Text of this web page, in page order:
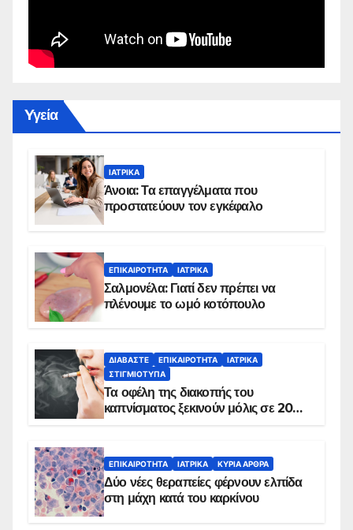
Yγεία
ΙΑΤΡΙΚΆ
Άνοια: Τα επαγγέλματα που
προστατεύουν τον εγκέφαλο
ΕΠΙΚΑΙΡΌΤΗΤΑ ΙΑΤΡΙΚΆ
Σαλμονέλα: Γιατί δεν πρέπει να
πλένουμε το ωμό κοτόπουλο
ΔΙΑΒΆΣΤΕ ΕΠΙΚΑΙΡΌΤΗΤΑ
ΙΑΤΡΙΚΆ
ΣΤΙΓΜΙΌΤΥΠΑ
Τα οφέλη της διακοπής του
καπνίσματος ξεκινούν μόλις σε 20
ΕΠΙΚΑΙΡΌΤΗΤΑ ΙΑΤΡΙΚΆ ΚΥΡΙΑ ΑΡΘΡΑ
Δύο νέες θεραπείες φέρνουν ελπίδα
στη μάχη κατά του καρκίνου